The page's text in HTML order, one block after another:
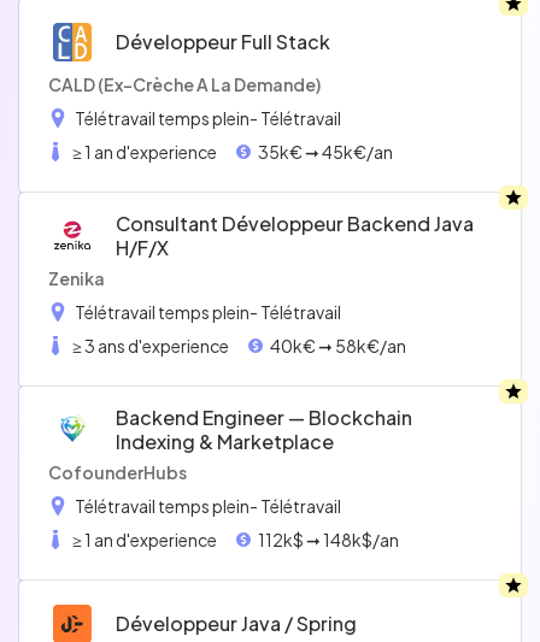
Développeur Full Stack
CALD (Ex-Crèche A La Demande)
Télétravail temps plein- Télétravail
≥ 1 an d'experience
35k€ ➞ 45k€/an
Consultant Développeur Backend Java
H/f/x
Zenika
Télétravail temps plein- Télétravail
≥ 3 ans d'experience
40k€ ➞ 58k€/an
Backend Engineer — Blockchain
Indexing & Marketplace
CofounderHubs
Télétravail temps plein- Télétravail
≥ 1 an d'experience
112k$ ➞ 148k$/an
Développeur Java / Spring